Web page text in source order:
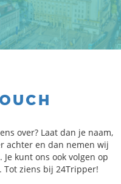
over? Laat dan je naam,
achter en dan nemen wij
kunt ons ook volgen op
Tot ziens bij 24Tripper!